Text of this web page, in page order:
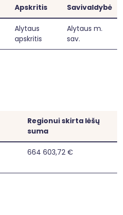
Apskritis Savivaldybė
Alytaus
apskritis
Alytaus m.
sav.
Regionui skirta lėšų
suma
664 603,72 €